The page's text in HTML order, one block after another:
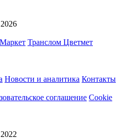
Транслом Цветмет
Новости и аналитика Контакты
соглашение Cookie